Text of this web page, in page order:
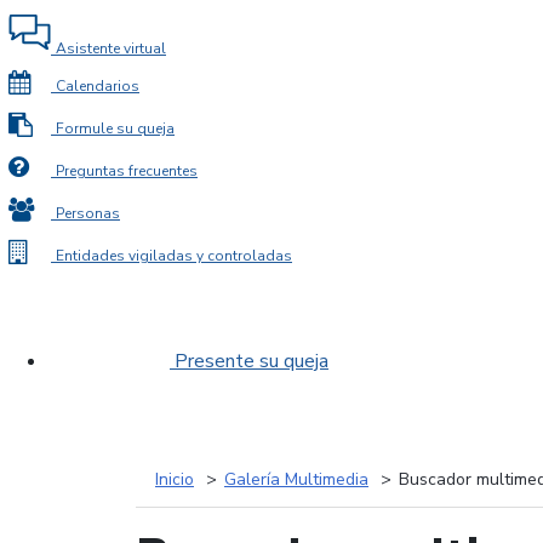
Asistente virtual
Calendarios
Formule su queja
Preguntas frecuentes
Personas
Entidades vigiladas y controladas
Presente su queja
Inicio Galería Multimedia Buscador